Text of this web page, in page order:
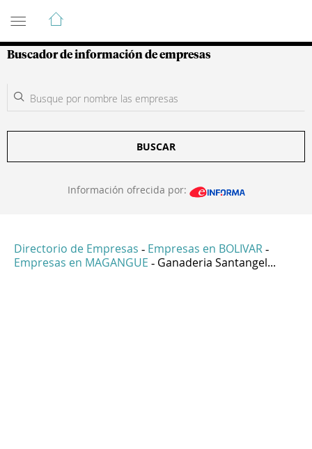
Guía de Empresas Colombianas
Buscador de información de empresas
BUSCAR
Información ofrecida por:
Directorio de Empresas - Empresas en BOLIVAR -
Empresas en MAGANGUE - Ganaderia Santangel...